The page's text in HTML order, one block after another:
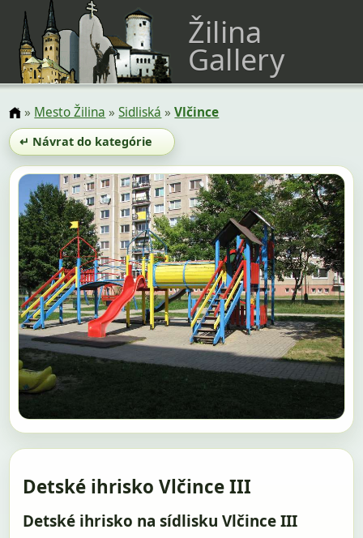
Žilina
Gallery
» Mesto Žilina »Sidliská »Vlčince
↵ Návrat do kategórie
Detské ihrisko Vlčince III
Detské ihrisko na sídlisku Vlčince III